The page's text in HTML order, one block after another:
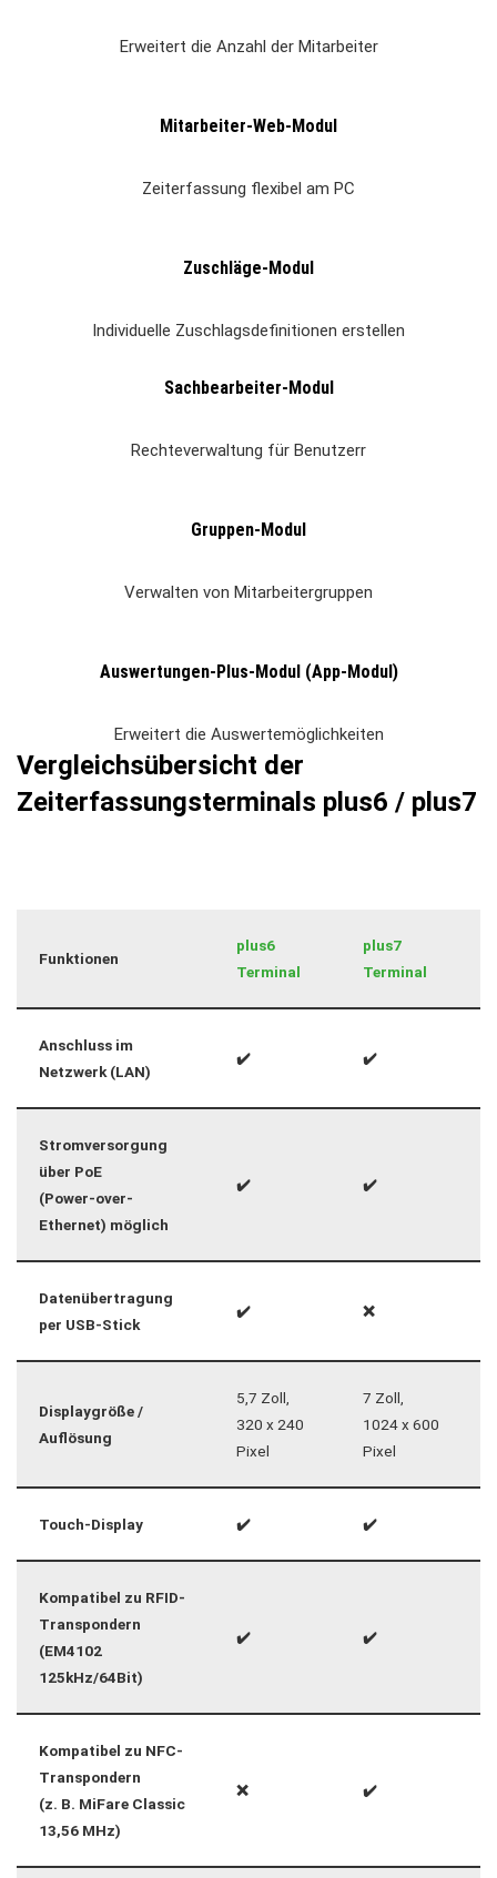
Erweitert die Anzahl der Mitarbeiter
Mitarbeiter-Web-Modul
Zeiterfassung flexibel am PC
Zuschläge-Modul
Individuelle Zuschlagsdefinitionen erstellen
Sachbearbeiter-Modul
Rechteverwaltung für Benutzerr
Gruppen-Modul
Verwalten von Mitarbeitergruppen
Auswertungen-Plus-Modul (App-Modul)
Erweitert die Auswertemöglichkeiten
Vergleichsübersicht der
Zeiterfassungsterminals plus6 / plus7
Funktionen
plus6
Terminal
plus7
Terminal
Anschluss im
Netzwerk (LAN)
✔️ ✔️
Stromversorgung
über PoE
(Power-over-
Ethernet) möglich
✔️ ✔️
Datenübertragung
per USB-Stick
✔️ ❌
Displaygröße /
Auflösung
5,7 Zoll,
320 x 240
Pixel
7 Zoll,
1024 x 600
Pixel
Touch-Display ✔️ ✔️
Kompatibel zu RFID-
Transpondern
(EM4102
125kHz/64Bit)
✔️ ✔️
Kompatibel zu NFC-
Transpondern
(z. B. MiFare Classic
13,56 MHz)
❌ ✔️